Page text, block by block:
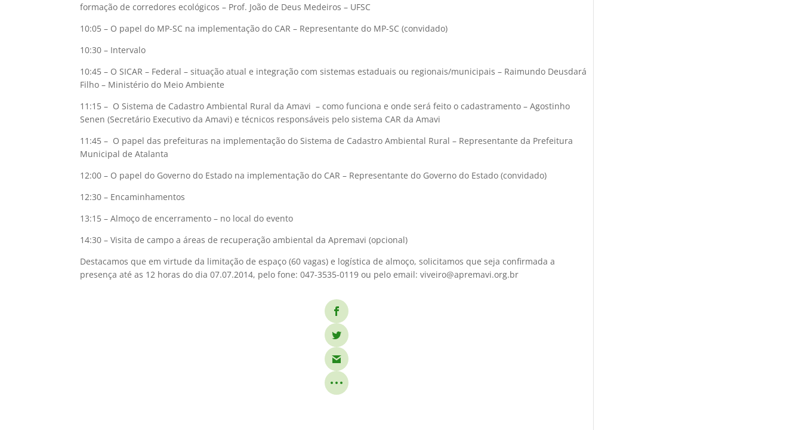
formação de corredores ecológicos – Prof. João de Deus Medeiros – UFSC
10:05 – O papel do MP-SC na implementação do CAR – Representante do MP-SC (convidado)
10:30 – Intervalo
10:45 – O SICAR – Federal – situação atual e integração com sistemas estaduais ou regionais/municipais – Raimundo Deusdará
Filho – Ministério do Meio Ambiente
11:15 – O Sistema de Cadastro Ambiental Rural da Amavi – como funciona e onde será feito o cadastramento – Agostinho
Senen (Secretário Executivo da Amavi) e técnicos responsáveis pelo sistema CAR da Amavi
11:45 – O papel das prefeituras na implementação do Sistema de Cadastro Ambiental Rural – Representante da Prefeitura
Municipal de Atalanta
12:00 – O papel do Governo do Estado na implementação do CAR – Representante do Governo do Estado (convidado)
12:30 – Encaminhamentos
13:15 – Almoço de encerramento – no local do evento
14:30 – Visita de campo a áreas de recuperação ambiental da Apremavi (opcional)
Destacamos que em virtude da limitação de espaço (60 vagas) e logística de almoço, solicitamos que seja confirmada a
presença até as 12 horas do dia 07.07.2014, pelo fone: 047-3535-0119 ou pelo email: viveiro@apremavi.org.br